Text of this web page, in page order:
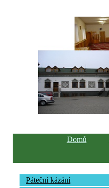
Domů
Páteční kázání